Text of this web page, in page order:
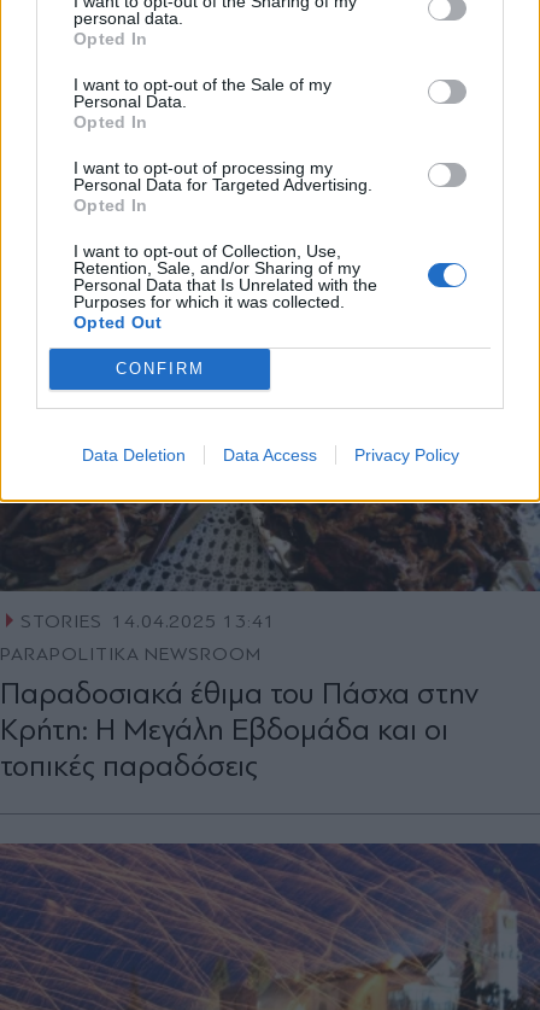
personal data.
Opted In
I want to opt-out of the Sale of my
Personal Data.
Opted In
I want to opt-out of processing my
Personal Data for Targeted Advertising.
Opted In
I want to opt-out of Collection, Use,
Retention, Sale, and/or Sharing of my
Personal Data that Is Unrelated with the
Purposes for which it was collected.
Opted Out
CONFIRM
Data Deletion Data Access Privacy Policy
ΕΛΛΑΔΑ 15.04.2025 13:20
PARAPOLITIKA NEWSROOM
Πάσχα στην Ελλάδα: Τα πιο εντυπωσιακά
έθιμα της Μεγάλης Εβδομάδας
STORIES
14.04.2025 13:41
PARAPOLITIKA NEWSROOM
Παραδοσιακά έθιμα του Πάσχα στην
Κρήτη: Η Μεγάλη Εβδομάδα και οι
τοπικές παραδόσεις
Αποδέχομαι τους
και την πολιτική απορρήτου
X